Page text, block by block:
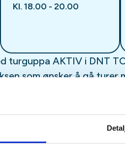
Kl. 18.00 - 20.00
turguppa AKTIV i DNT
som ønsker å gå turer
å få opp pulsen. Turene
3 timer. Vi har alltid
og inkluderende aktivitet